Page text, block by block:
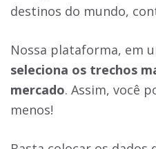
destinos do mundo,
Nossa plataforma, em
seleciona os trechos
mercado. Assim, você
menos!